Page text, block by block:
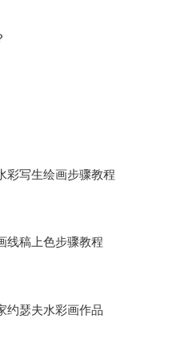
彩写生绘画步骤教程
线稿上色步骤教程
约瑟夫水彩画作品